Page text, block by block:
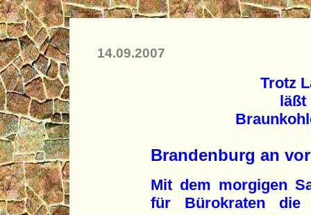
14.09.2007
Trotz
läßt
Brandenburg an
Mit dem morgigen
für Bürokraten die